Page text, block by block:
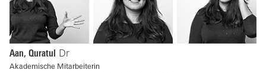
Aan, Quratul Dr
Akademische Mitarbeiterin